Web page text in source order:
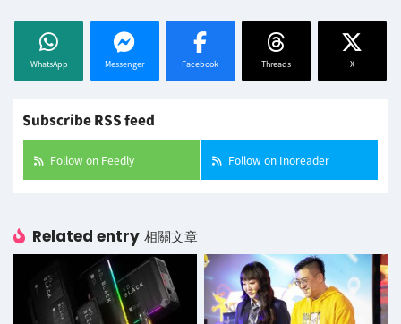
WhatsApp Messenger Facebook Threads X
Subscribe RSS feed
Follow on Feedly Follow on Inoreader
Related entry 相關文章